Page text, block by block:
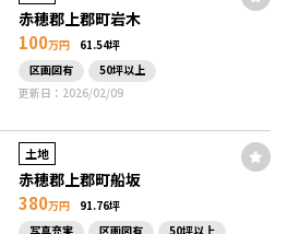
赤穂郡上郡町岩木
100万円
61.54坪
区画図有
50坪以上
更新日：2026/02/09
土地
赤穂郡上郡町船坂
380万円
91.76坪
写真充実
区画図有
50坪以上